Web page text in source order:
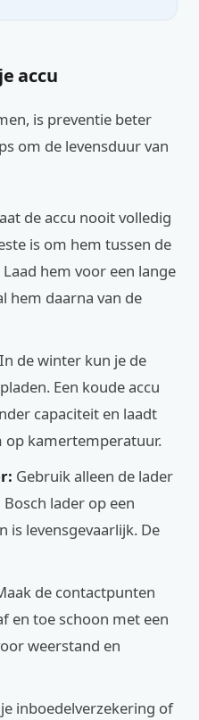
accu
is preventie beter
om de levensduur van
de accu nooit volledig
is om hem tussen de
hem voor een lange
hem daarna van de
In de winter kun je de
Een koude accu
capaciteit en laadt
op kamertemperatuur.
Gebruik alleen de lader
lader op een
is levensgevaarlijk. De
de contactpunten
en toe schoon met een
weerstand en
inboedelverzekering of